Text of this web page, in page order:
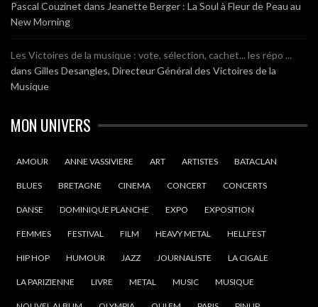
Pascal Couzinet dans Jeanette Berger : La Soul à Fleur de Peau au
New Morning
Les Victoires de la musique : vote, sélection, cachet... les répo ...
dans Gilles Desangles, Directeur Général des Victoires de la
Musique
MON UNIVERS
AMOUR ANNE VASSIVIERE ART ARTISTES BATACLAN
BLUES BRETAGNE CINEMA CONCERT CONCERTS
DANSE DOMINIQUE PLANCHE EXPO EXPOSITION
FEMMES FESTIVAL FILM HEAVY METAL HELLFEST
HIP HOP HUMOUR JAZZ JOURNALISTE LA CIGALE
LA PARIZIENNE LIVRE METAL MUSIC MUSIQUE